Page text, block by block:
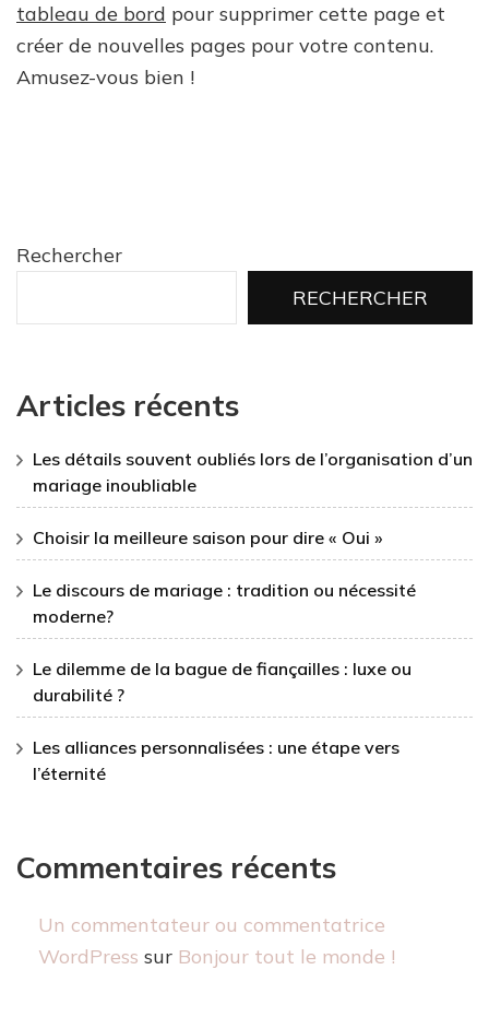
tableau de bord pour supprimer cette page et
créer de nouvelles pages pour votre contenu.
Amusez-vous bien !
Rechercher
RECHERCHER
Articles récents
Les détails souvent oubliés lors de l’organisation d’un
mariage inoubliable
Choisir la meilleure saison pour dire « Oui »
Le discours de mariage : tradition ou nécessité
moderne?
Le dilemme de la bague de fiançailles : luxe ou
durabilité ?
Les alliances personnalisées : une étape vers
l’éternité
Commentaires récents
Un commentateur ou commentatrice
WordPress sur Bonjour tout le monde !